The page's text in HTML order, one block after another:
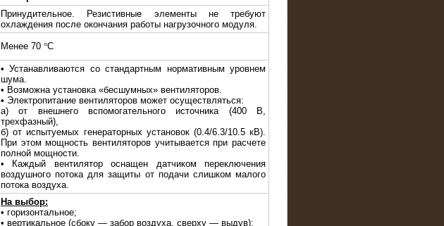
Принудительное. Резистивные элементы не требуют
охлаждения после окончания работы нагрузочного модуля.
Менее 70 °С
• Устанавливаются со стандартным нормативным уровнем
шума.
• Возможна установка «бесшумных» вентиляторов.
• Электропитание вентиляторов может осуществляться:
а) от внешнего вспомогательного источника (400 В,
трехфазный),
б) от испытуемых генераторных установок (0.4/6.3/10.5 кВ).
При этом мощность вентиляторов учитывается при расчете
полной мощности.
• Каждый вентилятор оснащен датчиком переключения
воздушного потока для защиты от подачи слишком малого
потока воздуха.
На выбор:
• горизонтальное;
• вертикальное (сбоку — забор воздуха, сверху — выдув);